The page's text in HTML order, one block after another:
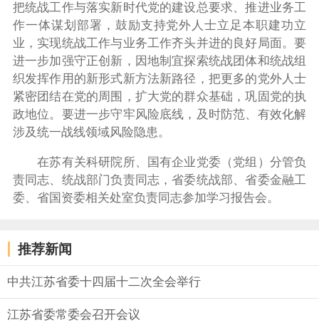
把统战工作与落实新时代党的建设总要求、推进业务工
作一体谋划部署，鼓励支持党外人士立足本职建功立
业，实现统战工作与业务工作齐头并进的良好局面。要
进一步加强守正创新，因地制宜探索统战团体和统战组
织发挥作用的新形式新方法新路径，把更多的党外人士
紧密团结在党的周围，扩大党的群众基础，巩固党的执
政地位。要进一步守牢风险底线，及时防范、有效化解
涉及统一战线领域风险隐患。
在苏有关科研院所、国有企业党委（党组）分管负
责同志、统战部门负责同志，省委统战部、省委金融工
委、省国资委相关处室负责同志参加学习报告会。
推荐新闻
中共江苏省委十四届十二次全会举行
江苏省委常委会召开会议